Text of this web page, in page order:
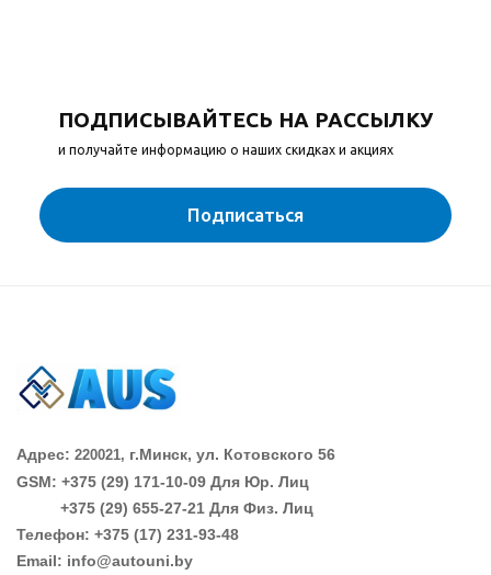
ПОДПИСЫВАЙТЕСЬ НА РАССЫЛКУ
и получайте информацию о наших скидках и акциях
Подписаться
Адрес: 220021, г.Минск, ул. Котовского 56
GSM: +375 (29) 171-10-09 Для Юр. Лиц
+375 (29) 655-27-21 Для Физ. Лиц
Телефон: +375 (17) 231-93-48
Email: info@autouni.by